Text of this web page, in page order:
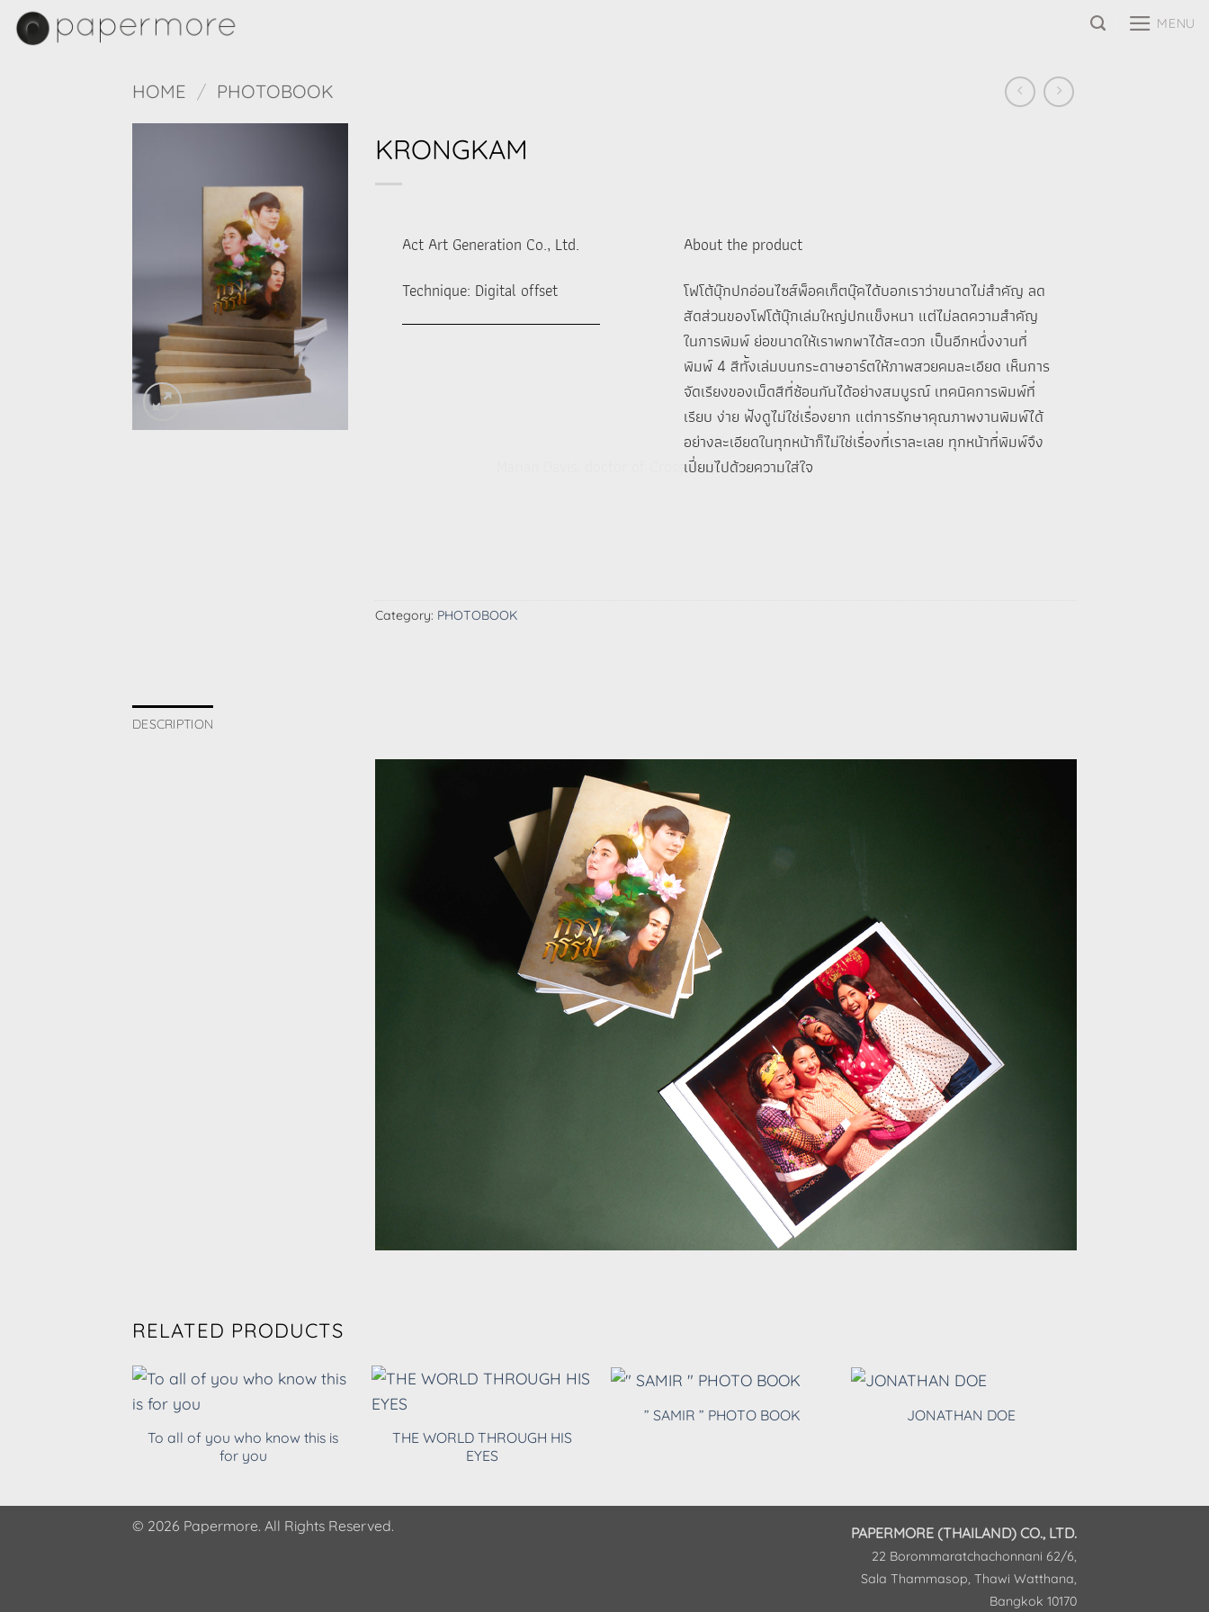
Skip
MENU
HOME / PHOTOBOOK
KRONGKAM
Act Art Generation Co., Ltd.
Technique: Digital offset
About the product
โฟโต้บุ๊กปกอ่อนไซส์พ็อคเก็ตบุ๊คได้บอกเราว่าขนาดไม่สำคัญ ลด
สัดส่วนของโฟโต้บุ๊กเล่มใหญ่ปกแข็งหนา แต่ไม่ลดความสำคัญ
ในการพิมพ์ ย่อขนาดให้เราพกพาได้สะดวก เป็นอีกหนึ่งงานที่
พิมพ์ 4 สีทั้งเล่มบนกระดาษอาร์ตให้ภาพสวยคมละเอียด เห็นการ
จัดเรียงของเม็ดสีที่ซ้อนกันได้อย่างสมบูรณ์ เทคนิคการพิมพ์ที่
เรียบ ง่าย ฟังดูไม่ใช่เรื่องยาก แต่การรักษาคุณภาพงานพิมพ์ได้
อย่างละเอียดในทุกหน้าก็ไม่ใช่เรื่องที่เราละเลย ทุกหน้าที่พิมพ์จึง
เปี่ยมไปด้วยความใส่ใจ
Marian Davis, doctor of Crossroads Pharmacy
Category: PHOTOBOOK
DESCRIPTION
RELATED PRODUCTS
To all of you who know this is
for you
THE WORLD THROUGH HIS
EYES
” SAMIR ” PHOTO BOOK JONATHAN DOE
PAPERMORE (THAILAND) CO., LTD.
22 Borommaratchachonnani 62/6,
Sala Thammasop, Thawi Watthana,
Bangkok 10170
© 2026 Papermore. All Rights Reserved.